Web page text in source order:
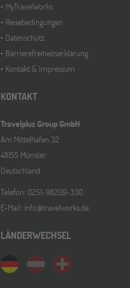
MyTravelWorks
Reisebedingungen
Datenschutz
Barrierefreiheitserklärung
Kontakt & Impressum
KONTAKT
Travelplus Group GmbH
Am Mittelhafen 32
48155 Münster
Deutschland
Telefon: 0251-98209-330
E-Mail: info@travelworks.de
LÄNDERWECHSEL